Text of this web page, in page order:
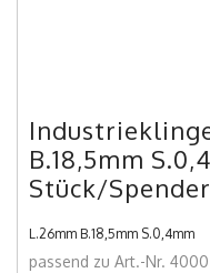
B.18,5mm
Stück/
L.26mm B.18,5mm S.0,4mm
passend zu Art.-Nr.